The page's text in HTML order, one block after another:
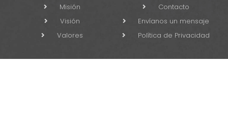
Misión
Visión
Valores
Contacto
Envíanos un mensaje
Política de Privacidad